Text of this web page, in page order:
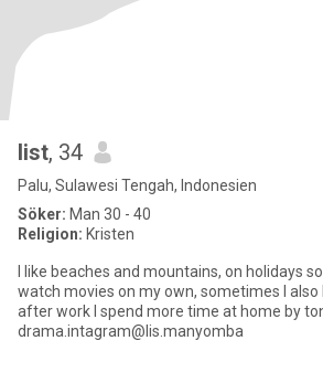
list, 34
Palu, Sulawesi Tengah, Indonesien
Söker: Man 30 - 40
Religion: Kristen
I like beaches and mountains, on holidays
watch movies on my own, sometimes I also
after work I spend more time at home by
drama.intagram@lis.manyomba